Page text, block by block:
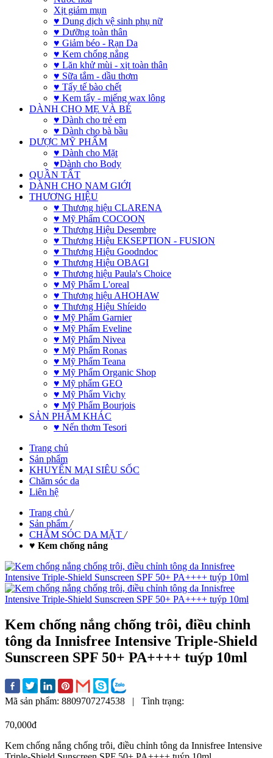
Xịt giảm mụn
♥ Dung dịch vệ sinh phụ nữ
♥ Dưỡng toàn thân
♥ Giảm béo - Rạn Da
♥ Kem chống nắng
♥ Lăn khử mùi - xịt toàn thân
♥ Sữa tắm - dầu thơm
♥ Tẩy tế bào chết
♥ Kem tẩy - miếng wax lông
DÀNH CHO MẸ VÀ BÉ
♥ Dành cho trẻ em
♥ Dành cho bà bầu
DƯỢC MỸ PHẨM
♥ Dành cho Mặt
♥Dành cho Body
QUẦN TẤT
DÀNH CHO NAM GIỚI
THƯƠNG HIỆU
♥ Thương hiệu CLARENA
♥ Mỹ Phẩm COCOON
♥ Thương Hiệu Desembre
♥ Thương Hiệu EKSEPTION - FUSION
♥ Thương Hiệu Goodndoc
♥ Thương Hiệu OBAGI
♥ Thương hiệu Paula's Choice
♥ Mỹ Phẩm L'oreal
♥ Thương hiệu AHOHAW
♥ Thương Hiệu Shíeido
♥ Mỹ Phẩm Garnier
♥ Mỹ Phẩm Eveline
♥ Mỹ Phẩm Nivea
♥ Mỹ Phẩm Ronas
♥ Mỹ Phẩm Teana
♥ Mỹ Phẩm Organic Shop
♥ Mỹ phẩm GEO
♥ Mỹ Phẩm Vichy
♥ Mỹ Phẩm Bourjois
SẢN PHẨM KHÁC
♥ Nến thơm Tesori
Trang chủ
Sản phẩm
KHUYẾN MẠI SIÊU SỐC
Chăm sóc da
Liên hệ
Trang chủ /
Sản phẩm /
CHĂM SÓC DA MẶT /
♥ Kem chống nắng
Kem chống nắng chống trôi, điều chỉnh
tông da Innisfree Intensive Triple-Shield
Sunscreen SPF 50+ PA++++ tuýp 10ml
Mã sản phẩm: 8809707274538 | Tình trạng:
70,000đ
Kem chống nắng chống trôi, điều chỉnh tông da Innisfree Intensive